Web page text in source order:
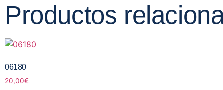
Productos
06180
20,00€